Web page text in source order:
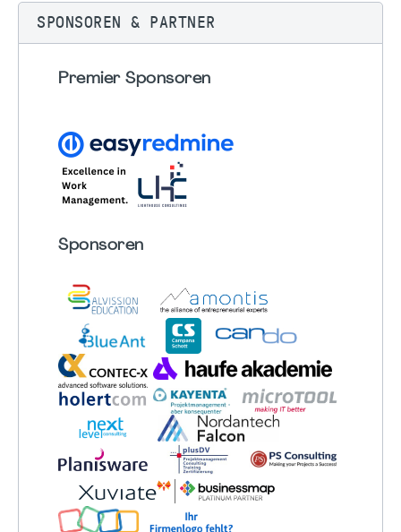
SPONSOREN & PARTNER
Premier Sponsoren
Sponsoren